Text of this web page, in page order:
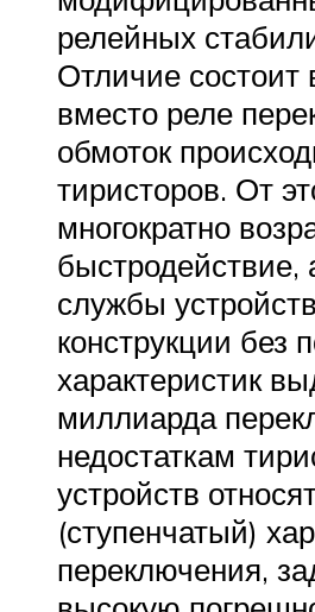
релейных
Отличие состоит
вместо реле
обмоток
тиристоров. От
многократно
быстродействие,
службы
конструкции без
характеристик
миллиарда
недостаткам
устройств
(ступенчатый)
переключения,